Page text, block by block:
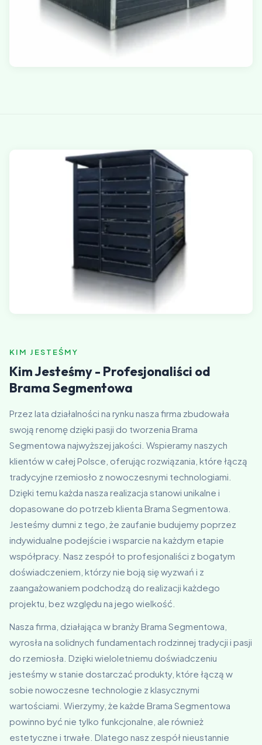
KIM JESTEŚMY
Kim Jesteśmy - Profesjonaliści od
Brama Segmentowa
Przez lata działalności na rynku nasza firma zbudowała
swoją renomę dzięki pasji do tworzenia Brama
Segmentowa najwyższej jakości. Wspieramy naszych
klientów w całej Polsce, oferując rozwiązania, które łączą
tradycyjne rzemiosło z nowoczesnymi technologiami.
Dzięki temu każda nasza realizacja stanowi unikalne i
dopasowane do potrzeb klienta Brama Segmentowa.
Jesteśmy dumni z tego, że zaufanie budujemy poprzez
indywidualne podejście i wsparcie na każdym etapie
współpracy. Nasz zespół to profesjonaliści z bogatym
doświadczeniem, którzy nie boją się wyzwań i z
zaangażowaniem podchodzą do realizacji każdego
projektu, bez względu na jego wielkość.
Nasza firma, działająca w branży Brama Segmentowa,
wyrosła na solidnych fundamentach rodzinnej tradycji i pasji
do rzemiosła. Dzięki wieloletniemu doświadczeniu
jesteśmy w stanie dostarczać produkty, które łączą w
sobie nowoczesne technologie z klasycznymi
wartościami. Wierzymy, że każde Brama Segmentowa
powinno być nie tylko funkcjonalne, ale również
estetyczne i trwałe. Dlatego nasz zespół nieustannie